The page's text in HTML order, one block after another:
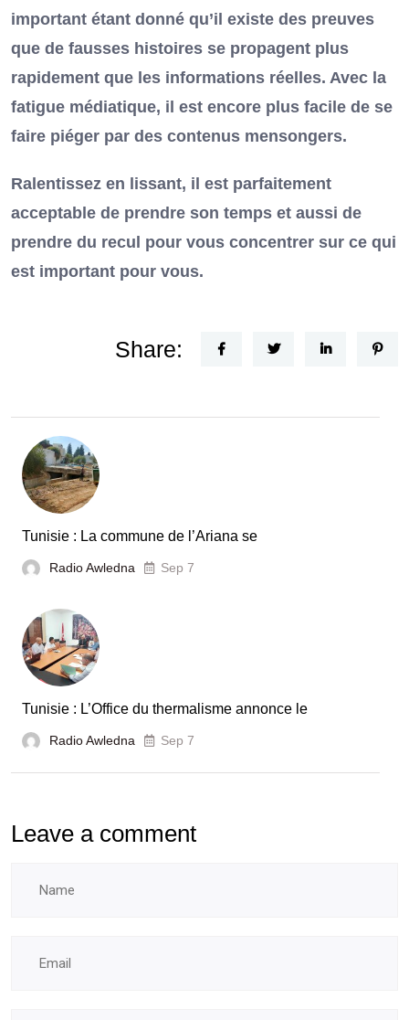
important étant donné qu’il existe des preuves
que de fausses histoires se propagent plus
rapidement que les informations réelles. Avec la
fatigue médiatique, il est encore plus facile de se
faire piéger par des contenus mensongers.
Ralentissez en lissant, il est parfaitement
acceptable de prendre son temps et aussi de
prendre du recul pour vous concentrer sur ce qui
est important pour vous.
Share:
Tunisie : La commune de l’Ariana se
Radio Awledna Sep 7
Tunisie : L’Office du thermalisme annonce le
Radio Awledna Sep 7
Leave a comment